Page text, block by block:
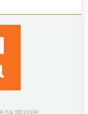
na stronie